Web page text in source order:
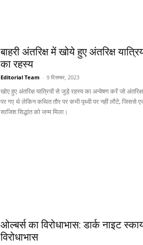
बाहरी अंतरिक्ष में खोये हुए अंतरिक्ष
का रहस्य
Editorial Team - 9 दिसम्बर, 2023
खोए हुए अंतरिक्ष यात्रियों से जुड़े रहस्य का अन्वेषण करें जो
पर गए थे लेकिन कथित तौर पर कभी पृथ्वी पर नहीं लौटे, जिससे
साजिश सिद्धांत को जन्म मिला।
ओल्बर्स का विरोधाभास: डार्क नाइट
विरोधाभास